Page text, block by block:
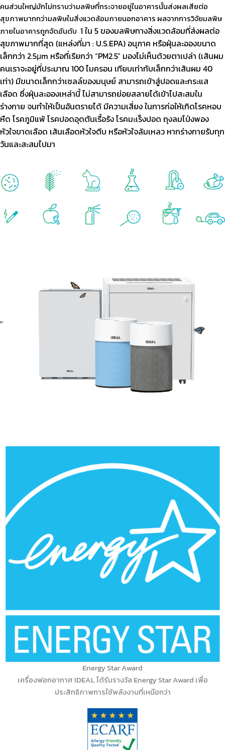
คนส่วนใหญ่มักไม่ทราบว่ามลพิษที่กระจายอยู่ในอาคารนั้นส่งผลเสียต่อ
สุขภาพมากกว่ามลพิษในสิ่งแวดล้อมภายนอกอาคาร ผลจากการวิจัยมลพิษ
ภายในอาคารถูกจัดอันดับ 1 ใน 5 ของมลพิษทางสิ่งแวดล้อมที่ส่งผลต่อ
สุขภาพมากที่สุด (แหล่งที่มา : U.S.EPA) อนุภาค หรือฝุ่นละอองขนาด
เล็กกว่า 2.5μm หรือที่เรียกว่า “PM2.5” มองไม่เห็นด้วยตาเปล่า (เส้นผม
คนเราจะอยู่ที่ประมาณ 100 ไมครอน เทียบเท่ากับเล็กกว่าเส้นผม 40
เท่า) มีขนาดเล็กกว่าเซลล์ของมนุษย์ สามารถเข้าสู่ปอดและกระแส
เลือด ซึ่งฝุ่นละอองเหล่านี้ไม่สามารถย่อยสลายได้เข้าไปสะสมใน
ร่างกาย จนทำให้เป็นอันตรายได้ มีความเสี่ยงในการก่อให้เกิดโรคหอบ
หืด โรคภูมิแพ้ โรคปอดอุดตันเรื้อรัง โรคมะเร็งปอด ถุงลมโป่งพอง
หัวใจขาดเลือด เส้นเลือดหัวใจตีบ หรือหัวใจล้มเหลว หากร่างกายรับทุก
วันและสะสมไปมา
Energy Star Award
เครื่องฟอกอากาศ IDEAL ได้รับรางวัล Energy Star Award เพื่อ
ประสิทธิภาพการใช้พลังงานที่เหนือกว่า